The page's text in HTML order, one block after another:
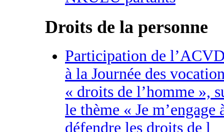
Droits de la personne
Participation de
à la Journée des
« droits de l’homme »,
le thème « Je m’engage
défendre les droits de l